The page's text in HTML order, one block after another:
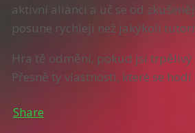
aktivní alianci a uč se od
posune rychleji než jakýkoli
Hra tě odmění, pokud jsi trpělivý
Přesně ty vlastnosti, které se
Share